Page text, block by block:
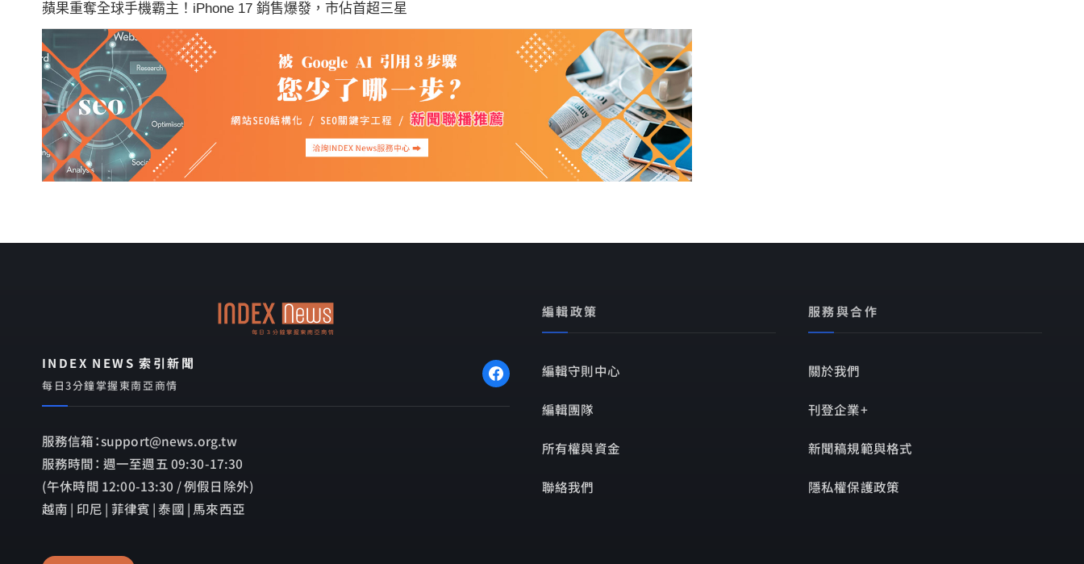
蘋果重奪全球手機霸主！iPhone 17 銷售爆發，市佔首超三星
INDEX NEWS 索引新聞
每日3分鐘掌握東南亞商情
服務信箱：support@news.org.tw
服務時間： 週一至週五 09:30-17:30
(午休時間 12:00-13:30 / 例假日除外)
越南 | 印尼 | 菲律賓 | 泰國 | 馬來西亞
編輯政策
編輯守則中心
編輯團隊
所有權與資金
聯絡我們
服務與合作
關於我們
刊登企業+
新聞稿規範與格式
隱私權保護政策